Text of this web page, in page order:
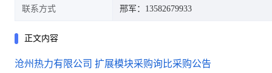
联系方式 邢军：13582679933
正文内容
沧州热力有限公司 扩展模块采购询比采购公告